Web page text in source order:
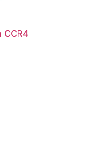
CCR4